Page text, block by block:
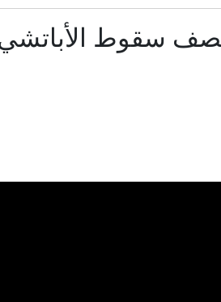
طالب يطلق النار داخل مدرسة في
رئيس مجلس الشورى بإيران
سقوط الأباتشي